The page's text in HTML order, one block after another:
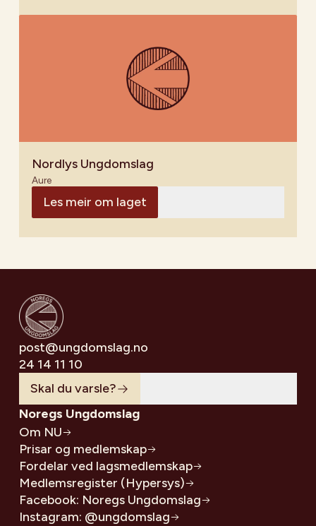
Nordlys Ungdomslag
Aure
Les meir om laget
post@ungdomslag.no
24 14 11 10
Skal du varsle?
Noregs Ungdomslag
Om NU
Prisar og medlemskap
Fordelar ved lagsmedlemskap
Medlemsregister (Hypersys)
Facebook: Noregs Ungdomslag
Instagram: @ungdomslag